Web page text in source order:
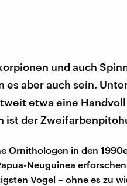
und auch
es aber auch sein.
etwa eine
ist der
Ornithologen in den
Neuguinea
Vogel – ohne es zu